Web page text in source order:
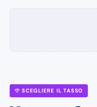
SCEGLIERE IL TASSO